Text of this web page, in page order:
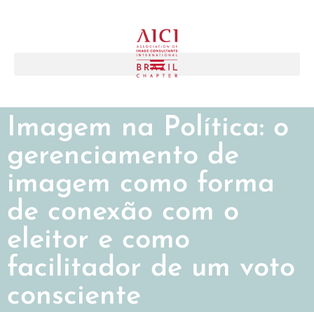
Imagem na Política: o
gerenciamento de
imagem como forma
de conexão com o
eleitor e como
facilitador de um voto
consciente